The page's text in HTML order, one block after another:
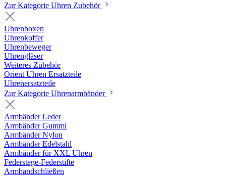
Zur Kategorie Uhren Zubehör
Uhrenboxen
Uhrenkoffer
Uhrenbeweger
Uhrengläser
Weiteres Zubehör
Orient Uhren Ersatzteile
Uhrenersatzteile
Zur Kategorie Uhrenarmbänder
Armbänder Leder
Armbänder Gummi
Armbänder Nylon
Armbänder Edelstahl
Armbänder für XXL Uhren
Federstege-Federstifte
Armbandschließen